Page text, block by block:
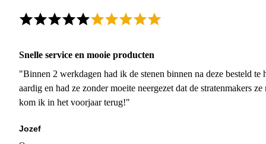
Snelle service en mooie producten
"Binnen 2 werkdagen had ik de stenen binnen na deze besteld
aardig en had ze zonder moeite neergezet dat de stratenmakers
kom ik in het voorjaar terug!"
Jozef